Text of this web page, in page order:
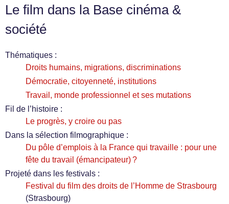
Le film dans la Base cinéma &
société
Thématiques :
Droits humains, migrations, discriminations
Démocratie, citoyenneté, institutions
Travail, monde professionnel et ses mutations
Fil de l’histoire :
Le progrès, y croire ou pas
Dans la sélection filmographique :
Du pôle d’emplois à la France qui travaille : pour une
fête du travail (émancipateur) ?
Projeté dans les festivals :
Festival du film des droits de l’Homme de Strasbourg
(Strasbourg)